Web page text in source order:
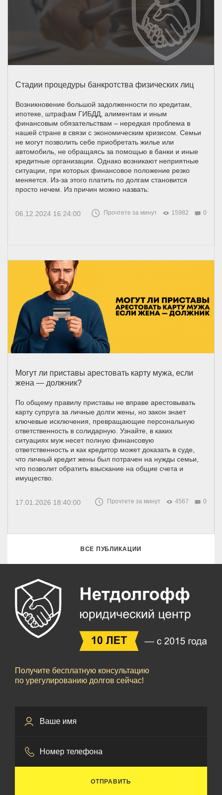
Стадии процедуры банкротства физических лиц
Возникновение большой задолженности по кредитам,
ипотеке, штрафам ГИБДД, алиментам и иным
финансовым обязательствам – нередкая проблема в
нашей стране в связи с экономическим кризисом. Семьи
не могут позволить себе приобретать жилье или
автомобиль, не обращаясь за помощью в банки и иные
кредитные организации. Однако возникают неприятные
ситуации, при которых финансовое положение резко
меняется. Из-за этого платить по долгам становится
просто нечем. Из причин можно назвать:
06.12.2024 16:24:00 Прочтете за минут 15982 0
Могут ли приставы арестовать карту мужа, если
жена — должник?
По общему правилу приставы не вправе арестовывать
карту супруга за личные долги жены, но закон знает
ключевые исключения, превращающие персональную
ответственность в солидарную. Узнайте, в каких
ситуациях муж несет полную финансовую
ответственность и как кредитор может доказать в суде,
что личный кредит жены был потрачен на нужды семьи,
что позволит обратить взыскание на общие счета и
имущество.
17.01.2026 18:40:00 Прочтете за минут 4567 0
ВСЕ ПУБЛИКАЦИИ
Получите бесплатную консультацию
по урегулированию долгов сейчас!
ОТПРАВИТЬ